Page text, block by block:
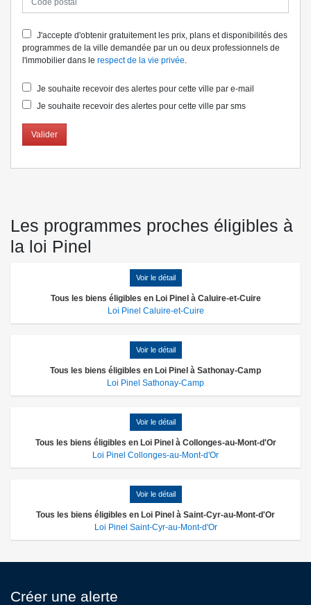
J'accepte d'obtenir gratuitement les prix, plans et disponibilités des
programmes de la ville demandée par un ou deux professionnels de
l'immobilier dans le respect de la vie privée.
Je souhaite recevoir des alertes pour cette ville par e-mail
Je souhaite recevoir des alertes pour cette ville par sms
Valider
Les programmes proches éligibles à
la loi Pinel
Voir le détail
Tous les biens éligibles en Loi Pinel à Caluire-et-Cuire
Loi Pinel Caluire-et-Cuire
Voir le détail
Tous les biens éligibles en Loi Pinel à Sathonay-Camp
Loi Pinel Sathonay-Camp
Voir le détail
Tous les biens éligibles en Loi Pinel à Collonges-au-Mont-d'Or
Loi Pinel Collonges-au-Mont-d'Or
Voir le détail
Tous les biens éligibles en Loi Pinel à Saint-Cyr-au-Mont-d'Or
Loi Pinel Saint-Cyr-au-Mont-d'Or
Créer une alerte